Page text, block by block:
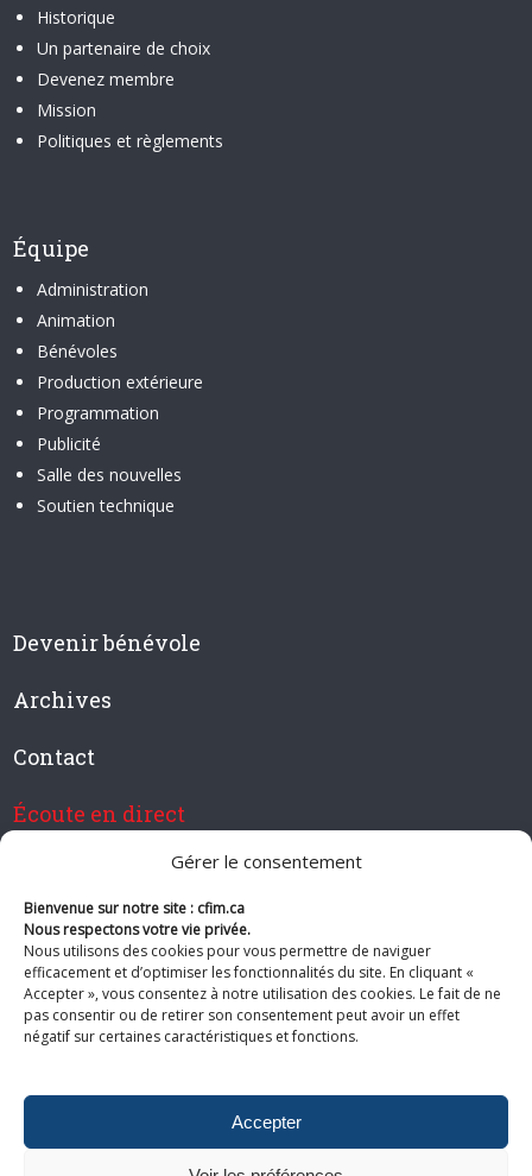
Gérer le consentement
Bienvenue sur notre site : cfim.ca
Nous respectons votre vie privée.
Nous utilisons des cookies pour vous permettre de naviguer
efficacement et d’optimiser les fonctionnalités du site. En cliquant «
Accepter », vous consentez à notre utilisation des cookies. Le fait de ne
pas consentir ou de retirer son consentement peut avoir un effet
négatif sur certaines caractéristiques et fonctions.
Accepter
Historique
Un partenaire de choix
Devenez membre
Mission
Politiques et règlements
Équipe
Administration
Animation
Bénévoles
Production extérieure
Programmation
Publicité
Salle des nouvelles
Soutien technique
Devenir bénévole
Archives
Contact
Écoute en direct
Devenir membre de CFIM
Suivez-nous